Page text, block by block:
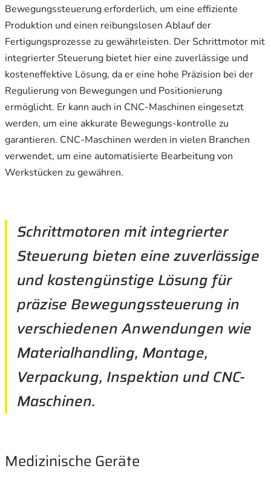
Bewegungssteuerung erforderlich, um eine effiziente
Produktion und einen reibungslosen Ablauf der
Fertigungsprozesse zu gewährleisten. Der Schrittmotor mit
integrierter Steuerung bietet hier eine zuverlässige und
kosteneffektive Lösung, da er eine hohe Präzision bei der
Regulierung von Bewegungen und Positionierung
ermöglicht. Er kann auch in CNC-Maschinen eingesetzt
werden, um eine akkurate Bewegungs-kontrolle zu
garantieren. CNC-Maschinen werden in vielen Branchen
verwendet, um eine automatisierte Bearbeitung von
Werkstücken zu gewähren.
Schrittmotoren mit integrierter
Steuerung bieten eine zuverlässige
und kostengünstige Lösung für
präzise Bewegungssteuerung in
verschiedenen Anwendungen wie
Materialhandling, Montage,
Verpackung, Inspektion und CNC-
Maschinen.
Medizinische Geräte